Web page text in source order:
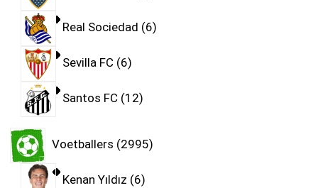
Real Sociedad 6
Sevilla FC 6
Santos FC 12
Voetballers 2995
Kenan Yıldız 6